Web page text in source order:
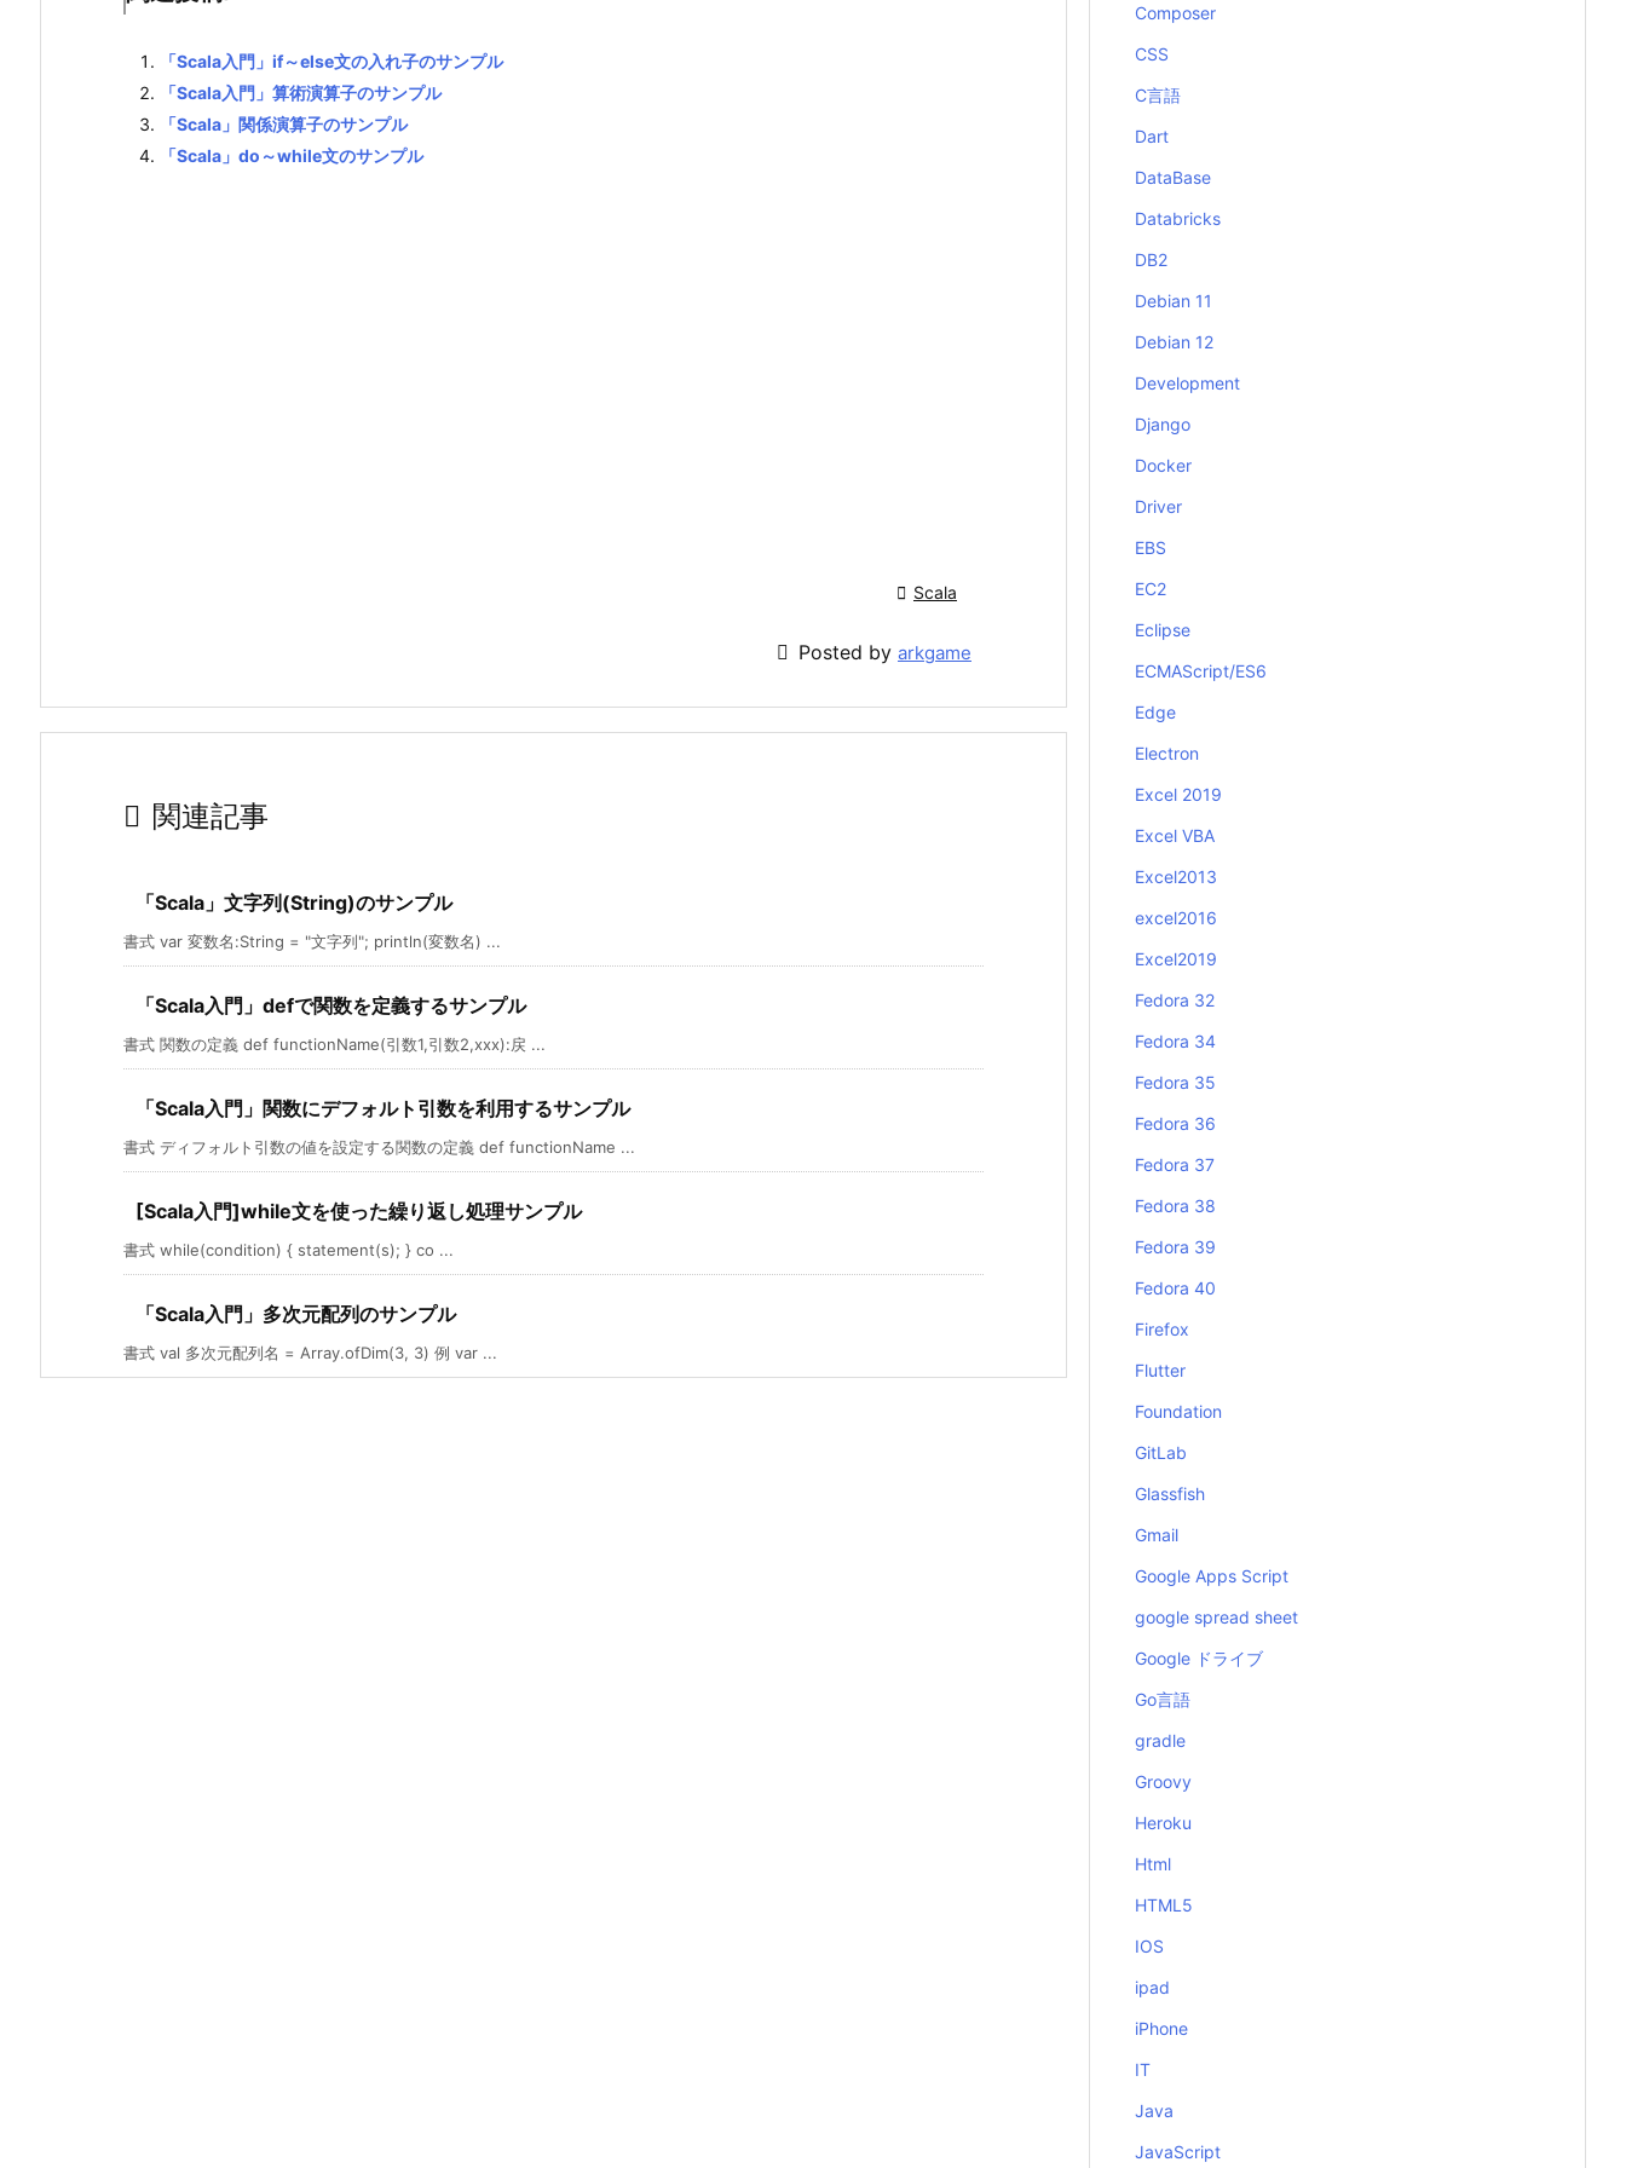
「Scala入門」if～else文の入れ子のサンプル
「Scala入門」算術演算子のサンプル
「Scala」関係演算子のサンプル
「Scala」do～while文のサンプル
 Scala
 Posted by arkgame
 関連記事
「Scala」文字列(String)のサンプル
書式 var 変数名:String = "文字列"; println(変数名) ...
「Scala入門」defで関数を定義するサンプル
書式 関数の定義 def functionName(引数1,引数2,xxx):戻 ...
「Scala入門」関数にデフォルト引数を利用するサンプル
書式 ディフォルト引数の値を設定する関数の定義 def functionName ...
[Scala入門]while文を使った繰り返し処理サンプル
書式 while(condition) { statement(s); } co ...
「Scala入門」多次元配列のサンプル
書式 val 多次元配列名 = Array.ofDim(3, 3) 例 var ...
Composer
CSS
C言語
Dart
DataBase
Databricks
DB2
Debian 11
Debian 12
Development
Django
Docker
Driver
EBS
EC2
Eclipse
ECMAScript/ES6
Edge
Electron
Excel 2019
Excel VBA
Excel2013
excel2016
Excel2019
Fedora 32
Fedora 34
Fedora 35
Fedora 36
Fedora 37
Fedora 38
Fedora 39
Fedora 40
Firefox
Flutter
Foundation
GitLab
Glassfish
Gmail
Google Apps Script
google spread sheet
Google ドライブ
Go言語
gradle
Groovy
Heroku
Html
HTML5
IOS
ipad
iPhone
IT
Java
JavaScript